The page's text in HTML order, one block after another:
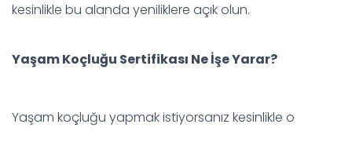
kesinlikle bu alanda yeniliklere açık olun.
Yaşam Koçluğu Sertifikası Ne İşe Yarar?
Yaşam koçluğu yapmak istiyorsanız kesinlikle o